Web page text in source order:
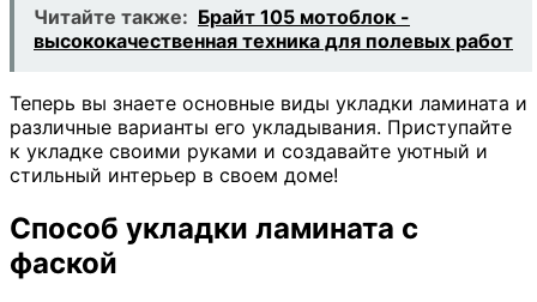
Читайте также: Брайт 105 мотоблок -
высококачественная техника для полевых работ
Теперь вы знаете основные виды укладки ламината и
различные варианты его укладывания. Приступайте
к укладке своими руками и создавайте уютный и
стильный интерьер в своем доме!
Способ укладки ламината с
фаской